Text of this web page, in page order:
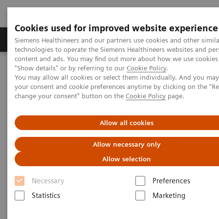
Cookies used for improved website experience
Siemens Healthineers and our partners use cookies and other
technologies to operate the Siemens Healthineers websites and
content and ads. You may find out more about how we use
"Show details" or by referring to our Cookie Policy.
You may allow all cookies or select them individually. And you
your consent and cookie preferences anytime by clicking on the
change your consent" button on the Cookie Policy page.
Allow all cookies
Allow necessary only
Allow selection
Necessary
Preferences
Statistics
Marketing
Grupy Produktów O nas Edukacja i
Siemens Healthineers Polska
Centrum Edukacji Pacjenta
Rezonans magnetyczny - materiały edukacyjne
Rezonans magnetyczny
Materiały edukacyjne dla pacjentów